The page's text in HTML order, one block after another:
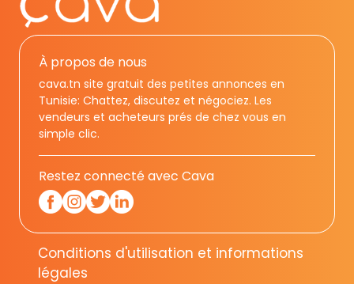
À propos de nous
cava.tn site gratuit des petites annonces en
Tunisie: Chattez, discutez et négociez. Les
vendeurs et acheteurs prés de chez vous en
simple clic.
Restez connecté avec Cava
Conditions d'utilisation et informations
légales